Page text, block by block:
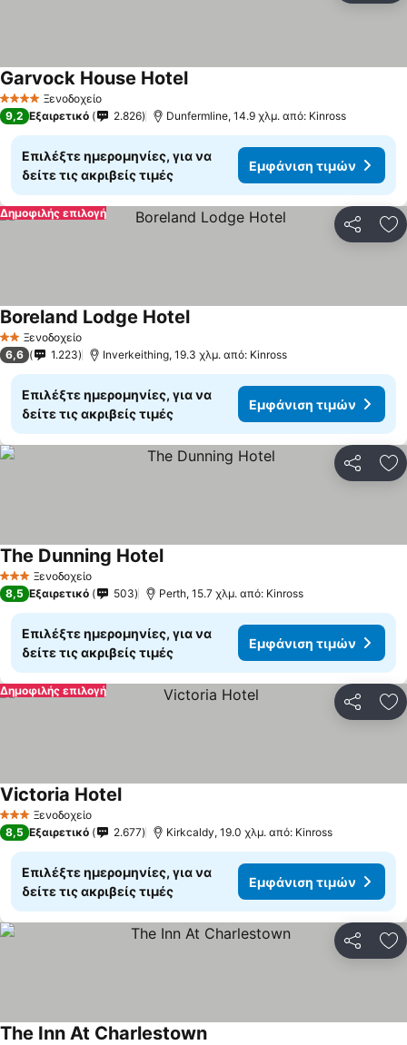
4 ΑστέριαΞενοδοχείο
Garvock House Hotel
9,2 Εξαιρετικό 2.826 Dunfermline, 14.9 χλμ. από: Kinross
Επιλέξτε ημερομηνίες, για να
δείτε τις ακριβείς τιμές
Εμφάνιση τιμών
Δημοφιλής επιλογή
2 ΑστέριαΞενοδοχείο
Boreland Lodge Hotel
6,6 1.223 Inverkeithing, 19.3 χλμ. από: Kinross
Επιλέξτε ημερομηνίες, για να
δείτε τις ακριβείς τιμές
Εμφάνιση τιμών
3 ΑστέριαΞενοδοχείο
The Dunning Hotel
8,5 Εξαιρετικό 503 Perth, 15.7 χλμ. από: Kinross
Επιλέξτε ημερομηνίες, για να
δείτε τις ακριβείς τιμές
Εμφάνιση τιμών
Δημοφιλής επιλογή
3 ΑστέριαΞενοδοχείο
Victoria Hotel
8,5 Εξαιρετικό 2.677 Kirkcaldy, 19.0 χλμ. από: Kinross
Επιλέξτε ημερομηνίες, για να
δείτε τις ακριβείς τιμές
Εμφάνιση τιμών
The Inn At Charlestown